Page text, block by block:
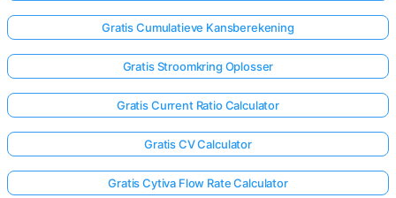
Gratis Cumulatieve Kansberekening
Gratis Stroomkring Oplosser
Gratis Current Ratio Calculator
Gratis CV Calculator
Gratis Cytiva Flow Rate Calculator